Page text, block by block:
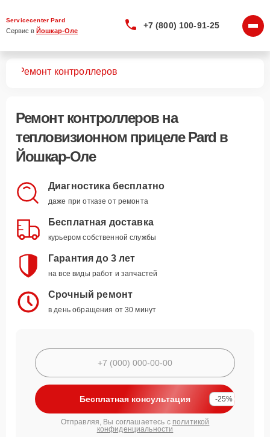
Servicecenter Pard
Сервис в Йошкар-Оле
+7 (800) 100-91-25
Ремонт контроллеров
Ремонт контроллеровна
тепловизионном прицеле Pard в
Йошкар-Оле
Диагностика бесплатно
даже при отказе от ремонта
Бесплатная доставка
курьером собственной службы
Гарантия до 3 лет
на все виды работ и запчастей
Срочный ремонт
в день обращения от 30 минут
Бесплатная консультация -25%
Отправляя, Вы соглашаетесь с политикой
конфиденциальности